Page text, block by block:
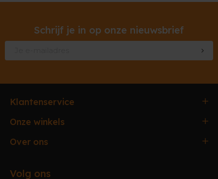
Schrijf je in op onze nieuwsbrief
Klantenservice
Bestellen & Betalen
Onze winkels
Antwerpen
Paal-Beringen
Over ons
Werking winkels
Volg ons